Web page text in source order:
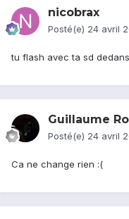
nicobrax
Posté(e) 24 avril
tu flash avec ta sd
Guillaume
Posté(e) 24 avril
Ca ne change rien :(